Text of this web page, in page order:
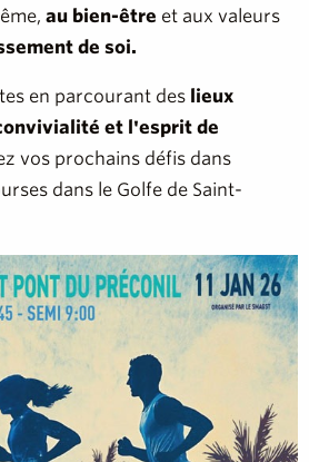
au bien-être et aux valeurs
de soi.
en parcourant des lieux
et l'esprit de
vos prochains défis dans
dans le Golfe de Saint-